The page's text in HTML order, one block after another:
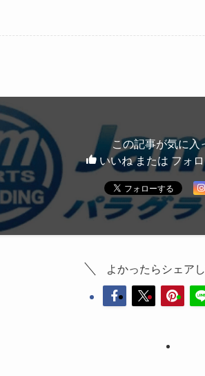
この記事が気に入
いいね または フォ
よかったらシェア